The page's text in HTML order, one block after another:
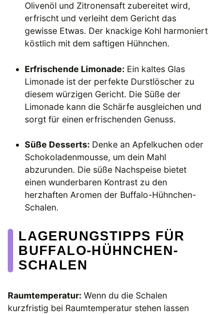
Olivenöl und Zitronensaft zubereitet wird,
erfrischt und verleiht dem Gericht das
gewisse Etwas. Der knackige Kohl harmoniert
köstlich mit dem saftigen Hühnchen.
Erfrischende Limonade: Ein kaltes Glas
Limonade ist der perfekte Durstlöscher zu
diesem würzigen Gericht. Die Süße der
Limonade kann die Schärfe ausgleichen und
sorgt für einen erfrischenden Genuss.
Süße Desserts: Denke an Apfelkuchen oder
Schokoladenmousse, um dein Mahl
abzurunden. Die süße Nachspeise bietet
einen wunderbaren Kontrast zu den
herzhaften Aromen der Buffalo-Hühnchen-
Schalen.
LAGERUNGSTIPPS FÜR
BUFFALO-HÜHNCHEN-
SCHALEN
Raumtemperatur: Wenn du die Schalen
kurzfristig bei Raumtemperatur stehen lassen